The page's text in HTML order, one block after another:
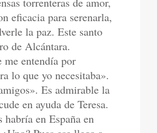
eficacia para serenarla,
la paz. Este santo
de Alcántara.
me entendía por
lo que yo necesitaba».
Es admirable la
en ayuda de Teresa.
habría en España en